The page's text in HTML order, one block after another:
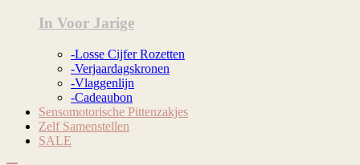
In Voor Jarige
-Losse Cijfer Rozetten
-Verjaardagskronen
-Vlaggenlijn
-Cadeaubon
Sensomotorische Pittenzakjes
Zelf Samenstellen
SALE